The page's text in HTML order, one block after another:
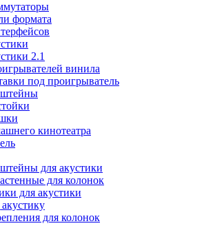
формата
2.1
винила
под проигрыватель
кинотеатра
для акустики
для колонок
для акустики
для колонок